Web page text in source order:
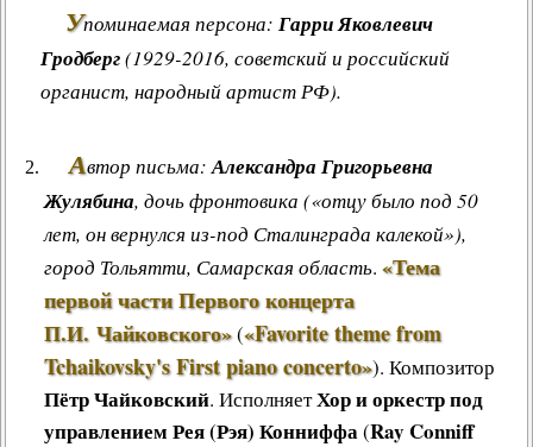
Упоминаемая персона: Гарри Яковлевич
Гродберг(1929-2016, советский и российский
органист, народный артист РФ).
Автор письма:Александра Григорьевна
Жулябина, дочь фронтовика («отцу было под 50
лет, он вернулся из-под Сталинграда калекой»),
город Тольятти, Самарская область. «Тема
первой части Первого концерта
П.И. Чайковского»(«Favorite theme from
Tchaikovsky's First piano concerto»). Композитор
Пётр Чайковский. ИсполняетХор и оркестр под
управлением Рея (Рэя) Конниффа(Ray Conniff